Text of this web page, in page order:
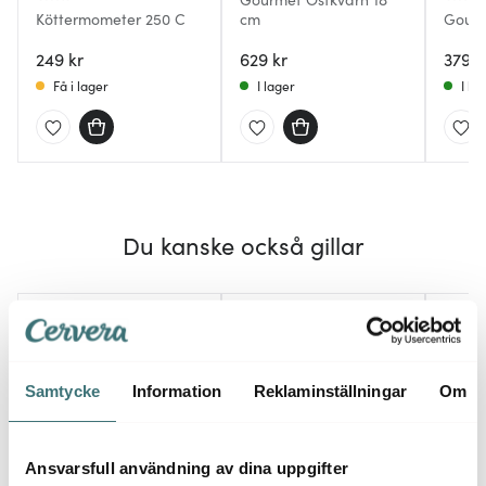
Samtycke Information Reklaminställningar Om
Ansvarsfull användning av dina uppgifter
Köttermometer 250 C
249 kr
Få i lager
cm
629 kr
I lager
379
I
Du kanske också gillar